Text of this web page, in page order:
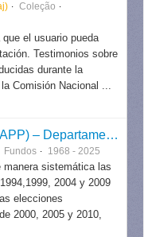
Coleção
el usuario pueda
Testimonios sobre
durante la
Comisión Nacional ...
Archivo de Propaganda Política (APP) – Departamento de Historiología – Facultad de Humanidades y Ciencias de la Educación
Fundos 1968 - 2025
manera sistemática las
2004 y 2009
elecciones
2000, 2005 y 2010,